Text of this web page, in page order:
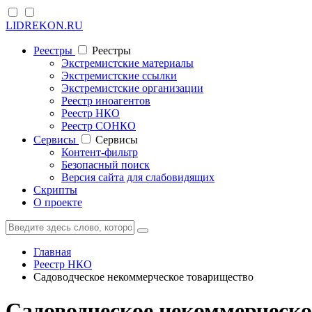
LIDREKON.RU
Реестры
Реестры
Экстремистские материалы
Экстремистские ссылки
Экстремистские организации
Реестр иноагентов
Реестр НКО
Реестр СОНКО
Cервисы
Cервисы
Контент-фильтр
Безопасный поиск
Версия сайта для слабовидящих
Скрипты
О проекте
Главная
Реестр НКО
Садоводческое некоммерческое товарищество